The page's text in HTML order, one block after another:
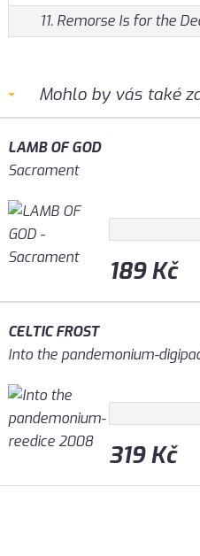
11. Remorse Is for the
Mohlo by vás také
LAMB OF GOD
Sacrament
189 Kč
CELTIC FROST
Into the pandemonium-
319 Kč